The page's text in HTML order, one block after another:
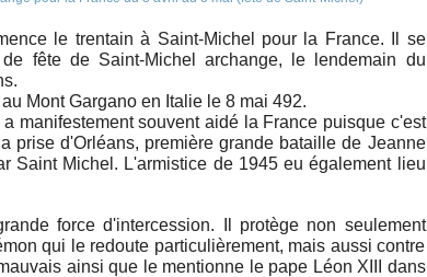
le trentain à Saint-Michel pour la France. Il se
fête de Saint-Michel archange, le lendemain du
Mont Gargano en Italie le 8 mai 492.
manifestement souvent aidé la France puisque c'est
prise d'Orléans, première grande bataille de Jeanne
Saint Michel. L'armistice de 1945 eu également lieu
force d'intercession. Il protège non seulement
qui le redoute particulièrement, mais aussi contre
ainsi que le mentionne le pape Léon XIII dans